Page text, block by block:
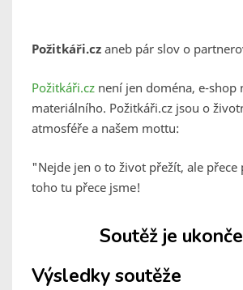
Požitkáři.cz aneb pár slov o
Požitkáři.cz není jen doména, e-shop
materiálního. Požitkáři.cz jsou o
atmosféře a našem mottu:
"Nejde jen o to život přežít, ale
toho tu přece jsme!
Soutěž je
Výsledky soutěže